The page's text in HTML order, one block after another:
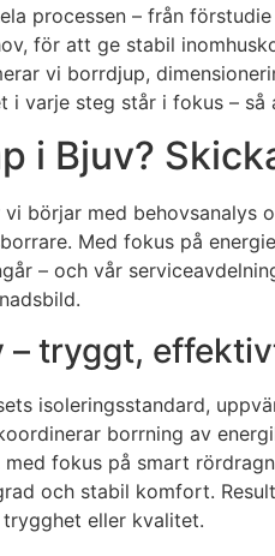
processen – från
för att ge stabil
vi borrdjup,
i varje steg står i fokus –
i Bjuv?
börjar med
Med fokus på
– och vår
– tryggt,
isoleringsstandard,
borrning av
fokus på smart
och stabil komfort.
eller kvalitet.